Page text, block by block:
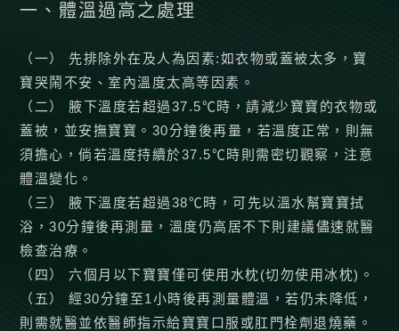
一、體溫過高之處理
（一） 先排除外在及人為因素:如衣物或蓋被太多，寶
寶哭鬧不安、室內溫度太高等因素。
（二） 腋下溫度若超過37.5℃時，請減少寶寶的衣物或
蓋被，並安撫寶寶。30分鐘後再量，若溫度正常，則無
須擔心，倘若溫度持續於37.5℃時則需密切觀察，注意
體溫變化。
（三） 腋下溫度若超過38℃時，可先以溫水幫寶寶拭
浴，30分鐘後再測量，溫度仍高居不下則建議儘速就醫
檢查治療。
（四） 六個月以下寶寶僅可使用水枕(切勿使用冰枕)。
（五） 經30分鐘至1小時後再測量體溫，若仍未降低，
則需就醫並依醫師指示給寶寶口服或肛門栓劑退燒藥。